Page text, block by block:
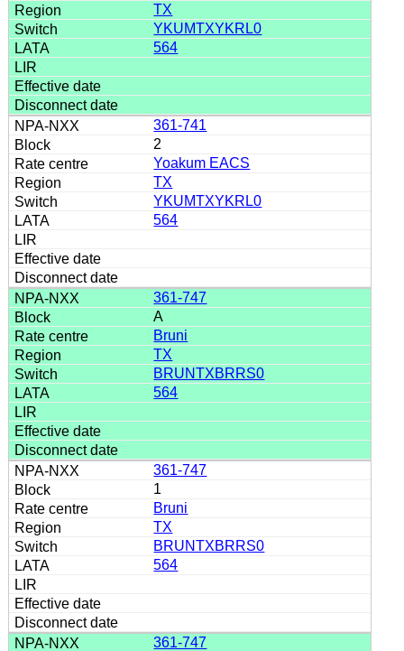
TX
YKUMTXYKRL0
564
361-741
2
Yoakum EACS
TX
YKUMTXYKRL0
564
361-747
A
Bruni
TX
BRUNTXBRRS0
564
361-747
1
Bruni
TX
BRUNTXBRRS0
564
361-747